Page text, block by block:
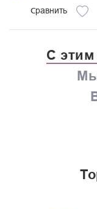
Сравнить
С этим